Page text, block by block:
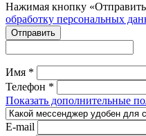
Нажимая кнопку
обработку персональных
Отправить
Имя *
Телефон *
Показать дополнительные
E-mail